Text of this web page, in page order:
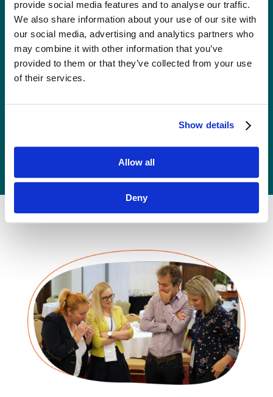
provide social media features and to analyse our traffic.
We also share information about your use of our site with
our social media, advertising and analytics partners who
may combine it with other information that you’ve
provided to them or that they’ve collected from your use
of their services.
Show details
Allow all
Deny
Blog
Piszemy o rewolucyjnych zdarzeniach,
i narzędziach działań marketingowych
Dowiedz się więcej